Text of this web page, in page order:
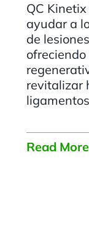
QC
ayudar a
de
revitalizar
Read More